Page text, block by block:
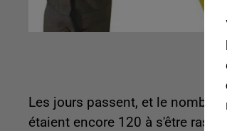
Les jours passent, et le nombre
étaient encore 120 à s'être